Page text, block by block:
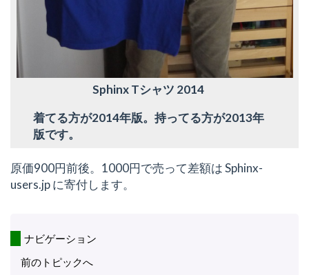
Sphinx Tシャツ 2014
着てる方が2014年版。持ってる方が2013年
版です。
原価900円前後。1000円で売って差額は Sphinx-
users.jp に寄付します。
ナビゲーション
前のトピックへ